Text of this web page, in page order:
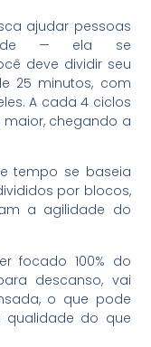
ajudar pessoas
— ela se
deve dividir seu
25 minutos, com
A cada 4 ciclos
maior, chegando a
tempo se baseia
por blocos,
a agilidade do
focado 100% do
descanso, vai
o que pode
qualidade do que